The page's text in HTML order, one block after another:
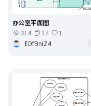
办公室平面图
314
17
1
EDfBniZ4